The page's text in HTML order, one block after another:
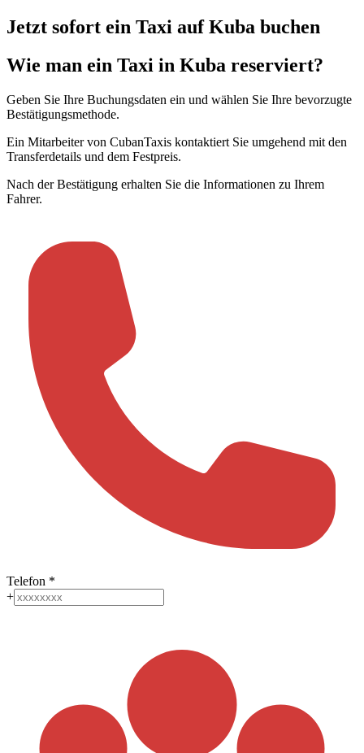
Jetzt sofort ein Taxi auf Kuba buchen
Wie man ein Taxi in Kuba reserviert?
Geben Sie Ihre Buchungsdaten ein und wählen Sie Ihre bevorzugte
Bestätigungsmethode.
Ein Mitarbeiter von CubanTaxis kontaktiert Sie umgehend mit den
Transferdetails und dem Festpreis.
Nach der Bestätigung erhalten Sie die Informationen zu Ihrem
Fahrer.
Telefon *
+